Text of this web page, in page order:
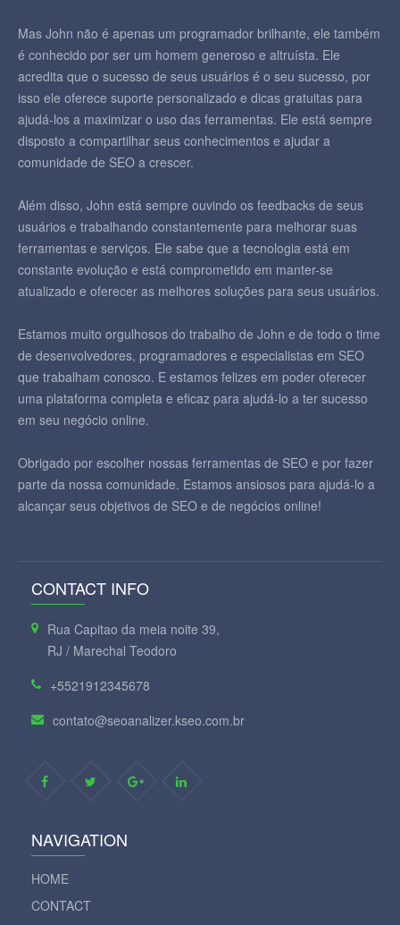
Mas John não é apenas um programador brilhante, ele também
é conhecido por ser um homem generoso e altruísta. Ele
acredita que o sucesso de seus usuários é o seu sucesso, por
isso ele oferece suporte personalizado e dicas gratuitas para
ajudá-los a maximizar o uso das ferramentas. Ele está sempre
disposto a compartilhar seus conhecimentos e ajudar a
comunidade de SEO a crescer.
Além disso, John está sempre ouvindo os feedbacks de seus
usuários e trabalhando constantemente para melhorar suas
ferramentas e serviços. Ele sabe que a tecnologia está em
constante evolução e está comprometido em manter-se
atualizado e oferecer as melhores soluções para seus usuários.
Estamos muito orgulhosos do trabalho de John e de todo o time
de desenvolvedores, programadores e especialistas em SEO
que trabalham conosco. E estamos felizes em poder oferecer
uma plataforma completa e eficaz para ajudá-lo a ter sucesso
em seu negócio online.
Obrigado por escolher nossas ferramentas de SEO e por fazer
parte da nossa comunidade. Estamos ansiosos para ajudá-lo a
alcançar seus objetivos de SEO e de negócios online!
CONTACT INFO
Rua Capitao da meia noite 39,
RJ / Marechal Teodoro
+5521912345678
contato@seoanalizer.kseo.com.br
NAVIGATION
HOME
CONTACT